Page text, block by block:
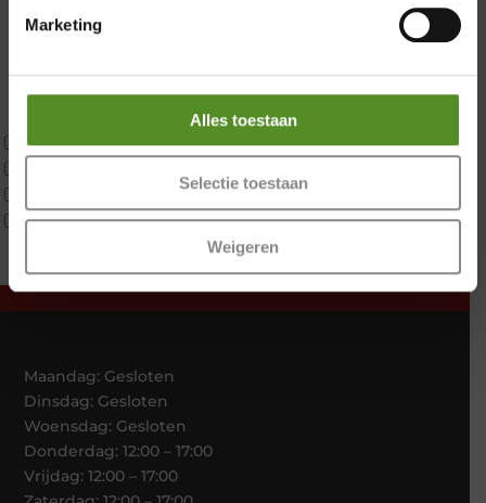
Marketing
Alles toestaan
Selectie toestaan
Weigeren
Materiaal
Latex
Tweepersoons 1 kern
Tweepersoons 2 kernen
Webshop Only Collectie
Maandag: Gesloten
Dinsdag: Gesloten
Woensdag: Gesloten
Donderdag: 12:00 – 17:00
Vrijdag: 12:00 – 17:00